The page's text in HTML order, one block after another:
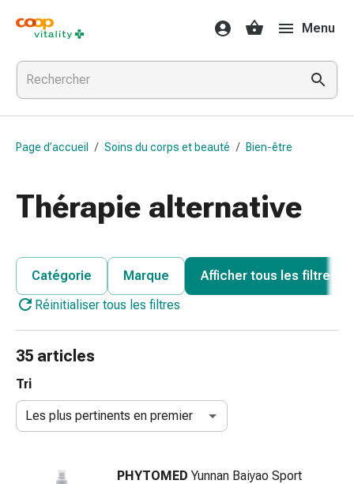
Médicaments
et
santé
Grippe
et
Refroidissement
pour
gorge
Médicaments
grippe
le
Toux
et
Menu
Page d’accueil / Soins du corps et beauté / Bien-être
Thérapie alternative
Catégorie Marque
Afficher tous les filtres
Réinitialiser tous les filtres
35 articles
Tri
Les plus pertinents en premier
PHYTOMED Yunnan Baiyao Sport